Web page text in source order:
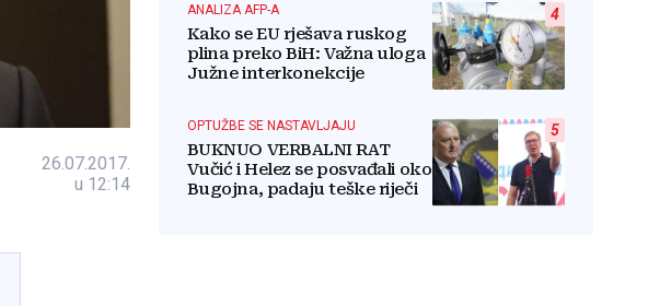
26.07.2017.
u 12:14
4
ANALIZA AFP-A
Kako se EU rješava ruskog
plina preko BiH: Važna uloga
Južne interkonekcije
5
OPTUŽBE SE NASTAVLJAJU
BUKNUO VERBALNI RAT
Vučić i Helez se posvađali oko
Bugojna, padaju teške riječi